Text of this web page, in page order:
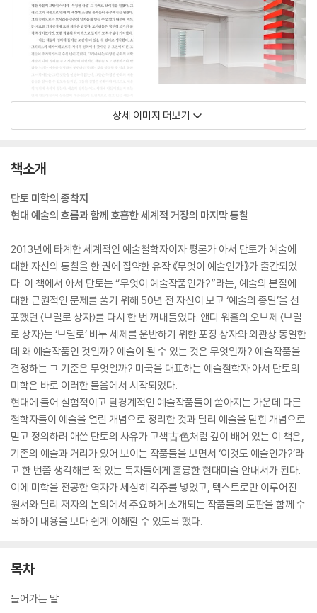
상세 이미지 더보기
책소개
단토 미학의 종착지
현대 예술의 흐름과 함께 호흡한 세계적 거장의 마지막 통찰
2013년에 타계한 세계적인 예술철학자이자 평론가 아서 단토가 예술에
대한 자신의 통찰을 한 권에 집약한 유작 《무엇이 예술인가》가 출간되었
다. 이 책에서 아서 단토는 “무엇이 예술작품인가?”라는, 예술의 본질에
대한 근원적인 문제를 풀기 위해 50년 전 자신이 보고 ‘예술의 종말’을 선
포했던 〈브릴로 상자〉를 다시 한 번 꺼내들었다. 앤디 워홀의 오브제 〈브릴
로 상자〉는 ‘브릴로’ 비누 세제를 운반하기 위한 포장 상자와 외관상 동일한
데 왜 예술작품인 것일까? 예술이 될 수 있는 것은 무엇일까? 예술작품을
결정하는 그 기준은 무엇일까? 미국을 대표하는 예술철학자 아서 단토의
미학은 바로 이러한 물음에서 시작되었다.
현대에 들어 실험적이고 탈경계적인 예술작품들이 쏟아지는 가운데 다른
철학자들이 예술을 열린 개념으로 정리한 것과 달리 예술을 닫힌 개념으로
믿고 정의하려 애쓴 단토의 사유가 고색古色처럼 깊이 배어 있는 이 책은,
기존의 예술과 거리가 있어 보이는 작품들을 보면서 ‘이것도 예술인가?’라
고 한 번쯤 생각해본 적 있는 독자들에게 훌륭한 현대미술 안내서가 된다.
이에 미학을 전공한 역자가 세심히 각주를 넣었고, 텍스트로만 이루어진
원서와 달리 저자의 논의에서 주요하게 소개되는 작품들의 도판을 함께 수
록하여 내용을 보다 쉽게 이해할 수 있도록 했다.
목차
들어가는 말